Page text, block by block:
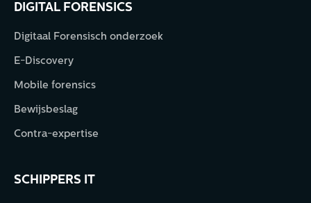
DIGITAL FORENSICS
Digitaal Forensisch onderzoek
E-Discovery
Mobile forensics
Bewijsbeslag
Contra-expertise
SCHIPPERS IT